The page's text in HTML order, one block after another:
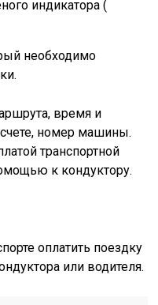
индикатора (
необходимо
время и
счете, номер машины.
транспортной
к кондуктору.
оплатить поездку
или водителя.